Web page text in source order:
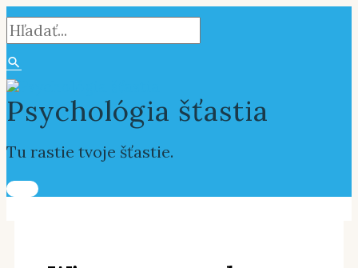
Preskočiť
na
obsah
Vyhľadať:
Hľadať
Psychológia šťastia
Tu rastie tvoje šťastie.
Hlavné
Menu
Napíšte
sem...
Name*
E-
mail*
Webstránka